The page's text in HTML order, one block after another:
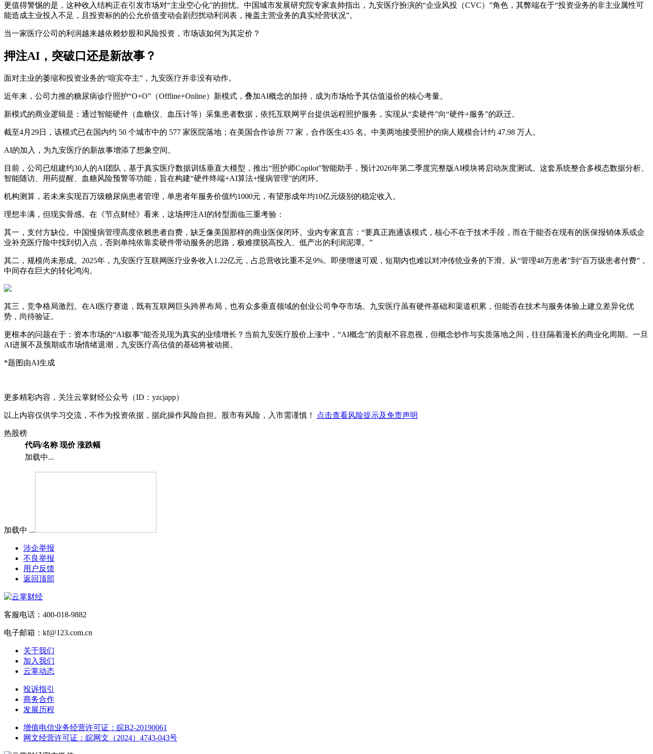
更值得警惕的是，这种收入结构正在引发市场对“主业空心化”的担忧。中国城市发展研究院专家袁帅指出，九安医疗扮演的“企业风投（CVC）”角色，其弊端在于“投资业务的非主业属性可
能造成主业投入不足，且投资标的的公允价值变动会剧烈扰动利润表，掩盖主营业务的真实经营状况”。
当一家医疗公司的利润越来越依赖炒股和风险投资，市场该如何为其定价？
押注AI，突破口还是新故事？
面对主业的萎缩和投资业务的“喧宾夺主”，九安医疗并非没有动作。
近年来，公司力推的糖尿病诊疗照护“O+O”（Offline+Online）新模式，叠加AI概念的加持，成为市场给予其估值溢价的核心考量。
新模式的商业逻辑是：通过智能硬件（血糖仪、血压计等）采集患者数据，依托互联网平台提供远程照护服务，实现从“卖硬件”向“硬件+服务”的跃迁。
截至4月29日，该模式已在国内约 50 个城市中的 577 家医院落地；在美国合作诊所 77 家，合作医生435 名。中美两地接受照护的病人规模合计约 47.98 万人。
AI的加入，为九安医疗的新故事增添了想象空间。
目前，公司已组建约30人的AI团队，基于真实医疗数据训练垂直大模型，推出“照护师Copilot”智能助手，预计2026年第二季度完整版AI模块将启动灰度测试。这套系统整合多模态数据分析、
智能随访、用药提醒、血糖风险预警等功能，旨在构建“硬件终端+AI算法+慢病管理”的闭环。
机构测算，若未来实现百万级糖尿病患者管理，单患者年服务价值约1000元，有望形成年均10亿元级别的稳定收入。
理想丰满，但现实骨感。在《节点财经》看来，这场押注AI的转型面临三重考验：
其一，支付方缺位。中国慢病管理高度依赖患者自费，缺乏像美国那样的商业医保闭环。业内专家直言：“要真正跑通该模式，核心不在于技术手段，而在于能否在现有的医保报销体系或企
业补充医疗险中找到切入点，否则单纯依靠卖硬件带动服务的思路，极难摆脱高投入、低产出的利润泥潭。”
其二，规模尚未形成。2025年，九安医疗互联网医疗业务收入1.22亿元，占总营收比重不足9%。即便增速可观，短期内也难以对冲传统业务的下滑。从“管理48万患者”到“百万级患者付费”，
中间存在巨大的转化鸿沟。
其三，竞争格局激烈。在AI医疗赛道，既有互联网巨头跨界布局，也有众多垂直领域的创业公司争夺市场。九安医疗虽有硬件基础和渠道积累，但能否在技术与服务体验上建立差异化优
势，尚待验证。
更根本的问题在于：资本市场的“AI叙事”能否兑现为真实的业绩增长？当前九安医疗股价上涨中，“AI概念”的贡献不容忽视，但概念炒作与实质落地之间，往往隔着漫长的商业化周期。一旦
AI进展不及预期或市场情绪退潮，九安医疗高估值的基础将被动摇。
*题图由AI生成
更多精彩内容，关注云掌财经公众号（ID：yzcjapp）
以上内容仅供学习交流，不作为投资依据，据此操作风险自担。股市有风险，入市需谨慎！ 点击查看风险提示及免责声明
热股榜
代码/名称 现价 涨跌幅
加载中...
加载中 ...
涉企举报
不良举报
用户反馈
返回顶部
客服电话：400-018-9882
电子邮箱：kf@123.com.cn
关于我们
加入我们
云掌动态
投诉指引
商务合作
发展历程
增值电信业务经营许可证：皖B2-20190061
网文经营许可证：皖网文（2024）4743-043号